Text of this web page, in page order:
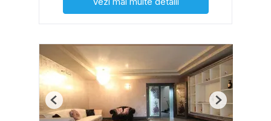
Previous Next